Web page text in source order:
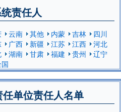
责任人
云南 其他 内蒙 吉林
四川
广西 新疆 江苏 江西
河北
湖南 甘肃 福建 贵州
辽宁
单位责任人名单